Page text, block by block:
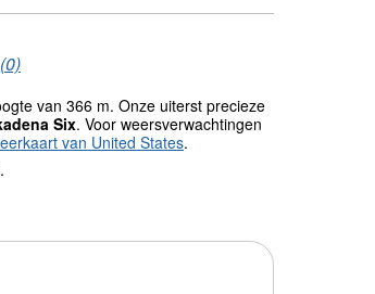
van 366 m. Onze uiterst precieze
Six. Voor weersverwachtingen
van United States.